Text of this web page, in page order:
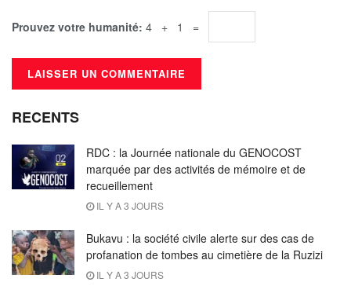
Prouvez votre humanité: 4 + 1 =
RECENTS
RDC : la Journée nationale du GENOCOST
marquée par des activités de mémoire et de
recueillement
IL Y A 3 JOURS
Bukavu : la société civile alerte sur des cas de
profanation de tombes au cimetière de la Ruzizi
IL Y A 3 JOURS